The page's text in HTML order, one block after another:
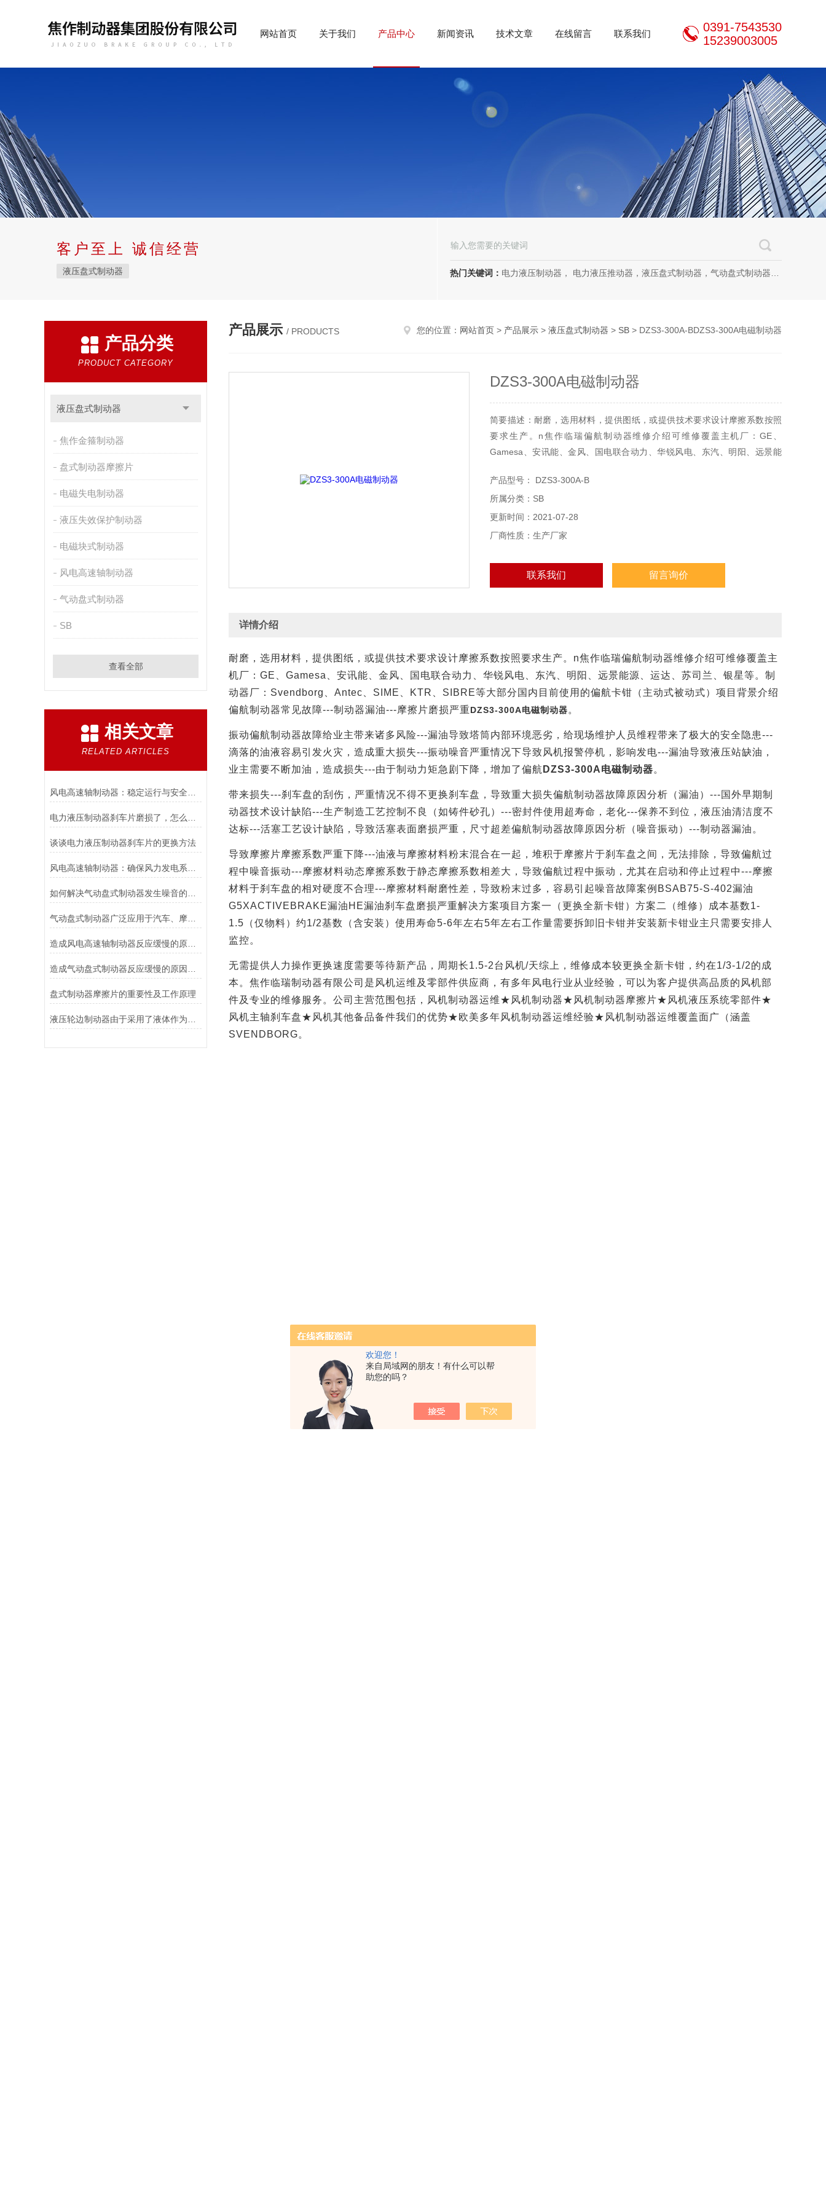
欢迎您！
来自局域网的朋友！有什么可以帮
助您的吗？
网站首页 关于我们 产品中心 新闻资讯 技术文章 在线留言 联系我们
0391-7543530
15239003005
客户至上 诚信经营
液压盘式制动器 热门关键词： 电力液压制动器， 电力液压推动器，液压盘式制动器，气动盘式制动器，刹车片，焦作制动器股份有限公司，焦作金箍制动器，焦作金箍临瑞制动器股份有限公司
产品分类
PRODUCT CATEGORY
液压盘式制动器
焦作金箍制动器
盘式制动器摩擦片
电磁失电制动器
液压失效保护制动器
电磁块式制动器
风电高速轴制动器
气动盘式制动器
SB
查看全部
相关文章
RELATED ARTICLES
谈谈电力液压制动器刹车片的更换方法
气动盘式制动器广泛应用于汽车、摩托车和自行车等交通工具中
造成风电高速轴制动器反应缓慢的原因有哪些？
盘式制动器摩擦片的重要性及工作原理
产品展示 / PRODUCTS 您的位置： 网站首页 > 产品展示 > 液压盘式制动器 > SB > DZS3-300A-BDZS3-300A电磁制动器
DZS3-300A电磁制动器
简要描述：耐磨，选用材料，提供图纸，或提供技术要求设计摩擦系数按照
要求生产。n焦作临瑞偏航制动器维修介绍可维修覆盖主机厂：GE、
Gamesa、安讯能、金风、国电联合动力、华锐风电、东汽、明阳、远景能
DZS3-300A电磁制动器
产品型号： DZS3-300A-B
所属分类：SB
更新时间：2021-07-28
厂商性质：生产厂家
联系我们 留言询价
详情介绍
耐磨，选用材料，提供图纸，或提供技术要求设计摩擦系数按照要求生产。 n焦作临瑞偏航制动器维修介绍可维修覆盖主
机厂： GE Gamesa
、安讯能、金风、国电联合动力、华锐风电、东汽、明阳、远景能源、运达、苏司兰、银星等。制
动器厂： Svendborg Antec SIME KTR SIBRE等大部分国内目前使用的偏航卡钳（主动式被动式）项目背景介绍
偏航制动器常见故障---制动器漏油---摩擦片磨损严重DZS3-300A电磁制动器。
振动偏航制动器故障给业主带来诸多风险---漏油导致塔筒内部环境恶劣，给现场维护人员维程带来了极大的安全隐患---
滴落的油液容易引发火灾，造成重大损失---振动噪音严重情况下导致风机报警停机，影响发电---漏油导致液压站缺油，
业主需要不断加油，造成损失---由于制动力矩急剧下降，增加了偏航 DZS3-300A电磁制动器。
带来损失---刹车盘的刮伤，严重情况不得不更换刹车盘，导致重大损失偏航制动器故障原因分析（漏油） ---国外早期制
动器技术设计缺陷---生产制造工艺控制不良（如铸件砂孔） ---密封件使用超寿命，老化---保养不到位，液压油清洁度不
达标---活塞工艺设计缺陷，导致活塞表面磨损严重，尺寸超差偏航制动器故障原因分析（噪音振动） ---制动器漏油。
导致摩擦片摩擦系数严重下降---油液与摩擦材料粉末混合在一起，堆积于摩擦片于刹车盘之间，无法排除，导致偏航过
程中噪音振动---摩擦材料动态摩擦系数于静态摩擦系数相差大，导致偏航过程中振动，尤其在启动和停止过程中---摩擦
材料于刹车盘的相对硬度不合理---摩擦材料耐磨性差，导致粉末过多，容易引起噪音故障案例 BSAB75-S-402漏油
G5XACTIVEBRAKE漏油 HE漏油刹车盘磨损严重解决方案项目方案一（更换全新卡钳）方案二（维修）成本基数1-
1.5 （仅物料）约1/2基数（含安装）使用寿命5-6年左右5年左右工作量需要拆卸旧卡钳并安装新卡钳业主只需要安排人
监控。
无需提供人力操作更换速度需要等待新产品，周期长1.5-2台风机/天综上，维修成本较更换全新卡钳，约在1/3-1/2的成
本。焦作临瑞制动器有限公司是风机运维及零部件供应商，有多年风电行业从业经验，可以为客户提供高品质的风机部
件及专业的维修服务。公司主营范围包括，风机制动器运维★风机制动器★风机制动器摩擦片★风机液压系统零部件★
风机主轴刹车盘★风机其他备品备件我们的优势★欧美多年风机制动器运维经验★风机制动器运维覆盖面广（涵盖
SVENDBORG。